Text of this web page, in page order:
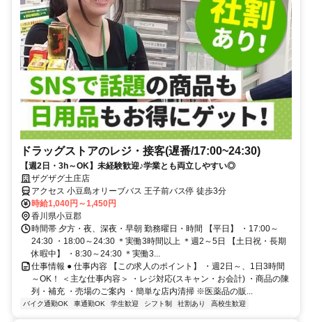
ドラッグストアのレジ・接客(遅番/17:00~24:30)
【週2日・3h～OK】未経験歓迎♪学業とも両立しやすい◎
ザグザグ土庄店
アクセス 小豆島オリーブバス 王子前バス停 徒歩3分
時給1,040円～1,450円
香川県小豆郡
時間帯 夕方・夜、深夜・早朝 勤務曜日・時間 【平日】 ・17:00～
24:30 ・18:00～24:30 ＊実働3時間以上 ＊週2～5日 【土日祝・長期
休暇中】 ・8:30～24:30 ＊実働3...
仕事情報 ● 仕事内容 【この求人のポイント】 ・週2日～、1日3時間
～OK！ ＜主な仕事内容＞ ・レジ対応(スキャン・お会計) ・商品の陳
列・補充 ・売場のご案内 ・簡単な店内清掃 ※医薬品の販...
バイク通勤OK 車通勤OK 学生歓迎 シフト制 社割あり 高校生歓迎